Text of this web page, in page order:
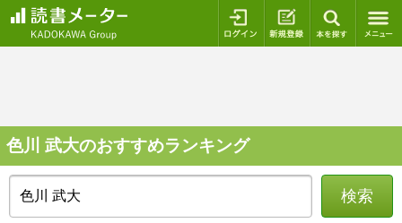
ログイン 新規登録
色川 武大のおすすめランキング
検索